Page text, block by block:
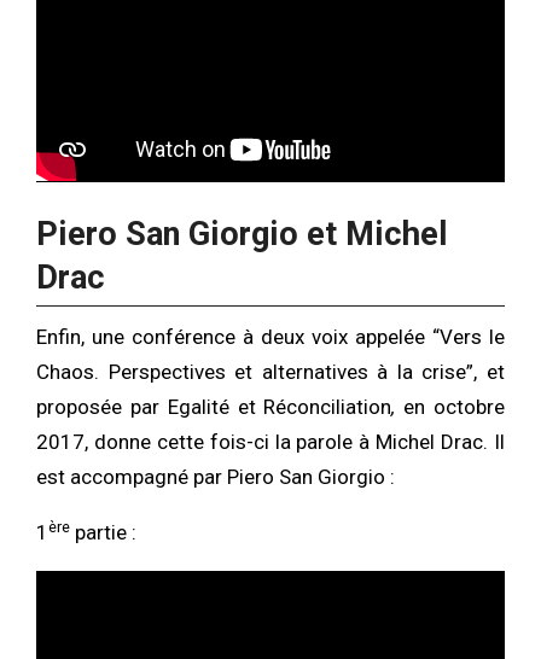
Piero San Giorgio et Michel
Drac
Enfin, une conférence à deux voix appelée “Vers le
Chaos. Perspectives et alternatives à la crise”, et
proposée par Egalité et Réconciliation, en octobre
2017, donne cette fois-ci la parole à Michel Drac. Il
est accompagné par Piero San Giorgio :
1 ère partie :